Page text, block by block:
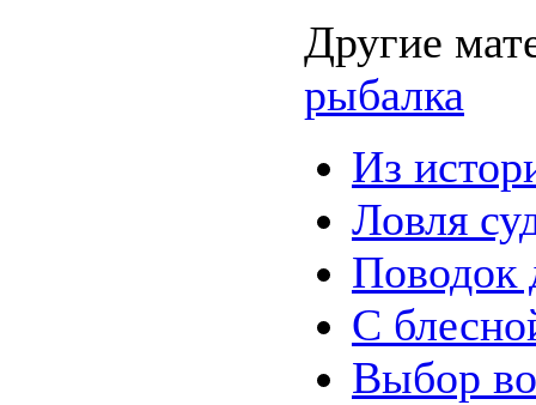
Другие
рыбалка
Из
Ловля
Поводок
С
Выбор